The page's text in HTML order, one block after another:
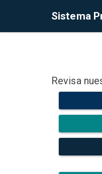
Sistema
Revisa